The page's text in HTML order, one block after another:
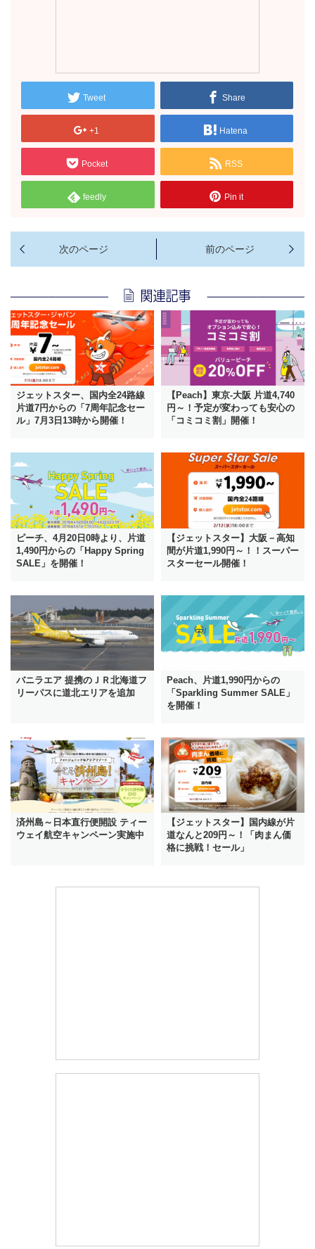
Tweet Share
+1 Hatena
Pocket RSS
feedly Pin it
ジェットスター、国内全24路線
片道7円からの「7周年記念セー
ル」7月3日13時から開催！
【Peach】東京-大阪 片道4,740
円～！予定が変わっても安心の
「コミコミ割」開催！
ピーチ、4月20日0時より、片道
1,490円からの「Happy Spring
SALE」を開催！
【ジェットスター】大阪－高知
間が片道1,990円～！！スーパー
スターセール開催！
バニラエア 提携のＪＲ北海道フ
リーパスに道北エリアを追加
Peach、片道1,990円からの
「Sparkling Summer SALE」
を開催！
済州島～日本直行便開設 ティー
ウェイ航空キャンペーン実施中
【ジェットスター】国内線が片
道なんと209円～！「肉まん価
格に挑戦！セール」